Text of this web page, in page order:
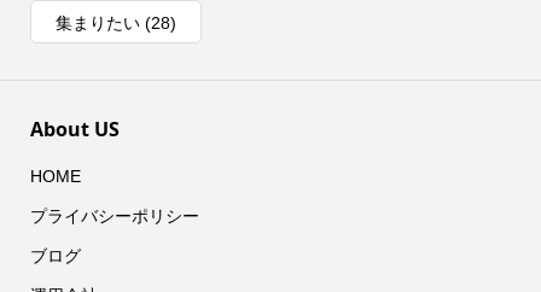
集まりたい(28)
About US
HOME
プライバシーポリシー
ブログ